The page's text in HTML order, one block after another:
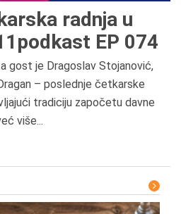
radnja u
EP 074
gost je Dragoslav Stojanović,
– poslednje četkarske
tradiciju započetu davne
više...